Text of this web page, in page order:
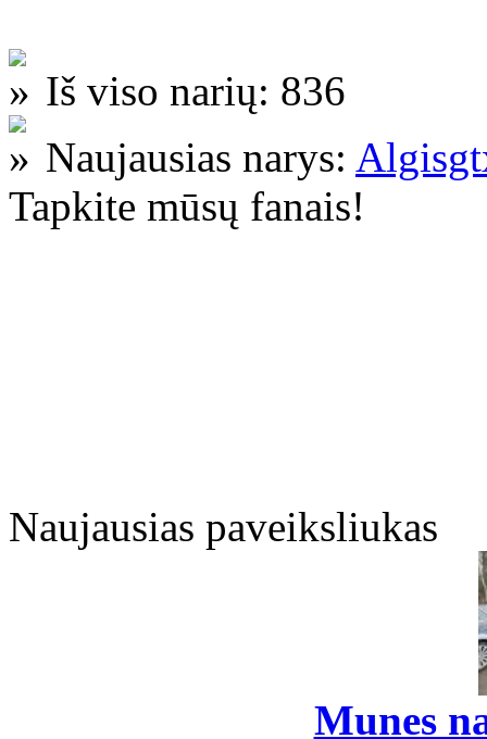
Iš viso narių: 836
Naujausias narys:
Tapkite mūsų fanais!
Naujausias paveiksliukas
Munes